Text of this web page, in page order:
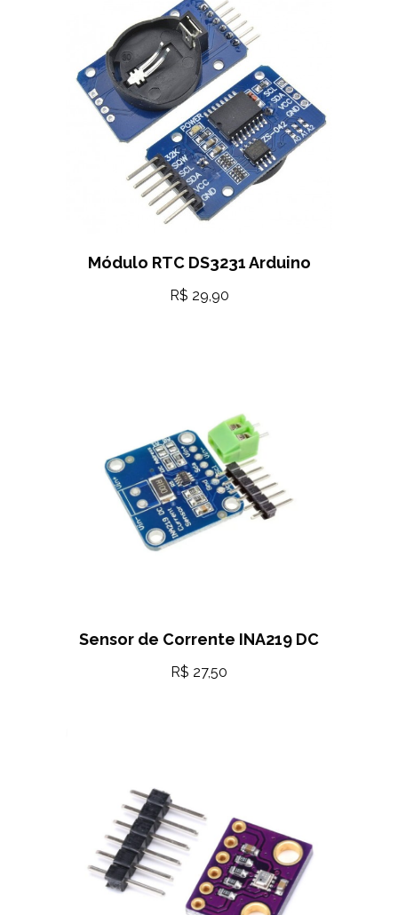
Módulo RTC DS3231 Arduino
R$ 29,90
Sensor de Corrente INA219 DC
R$ 27,50